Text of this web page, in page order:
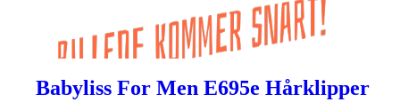
Babyliss For Men E695e Hårklipper